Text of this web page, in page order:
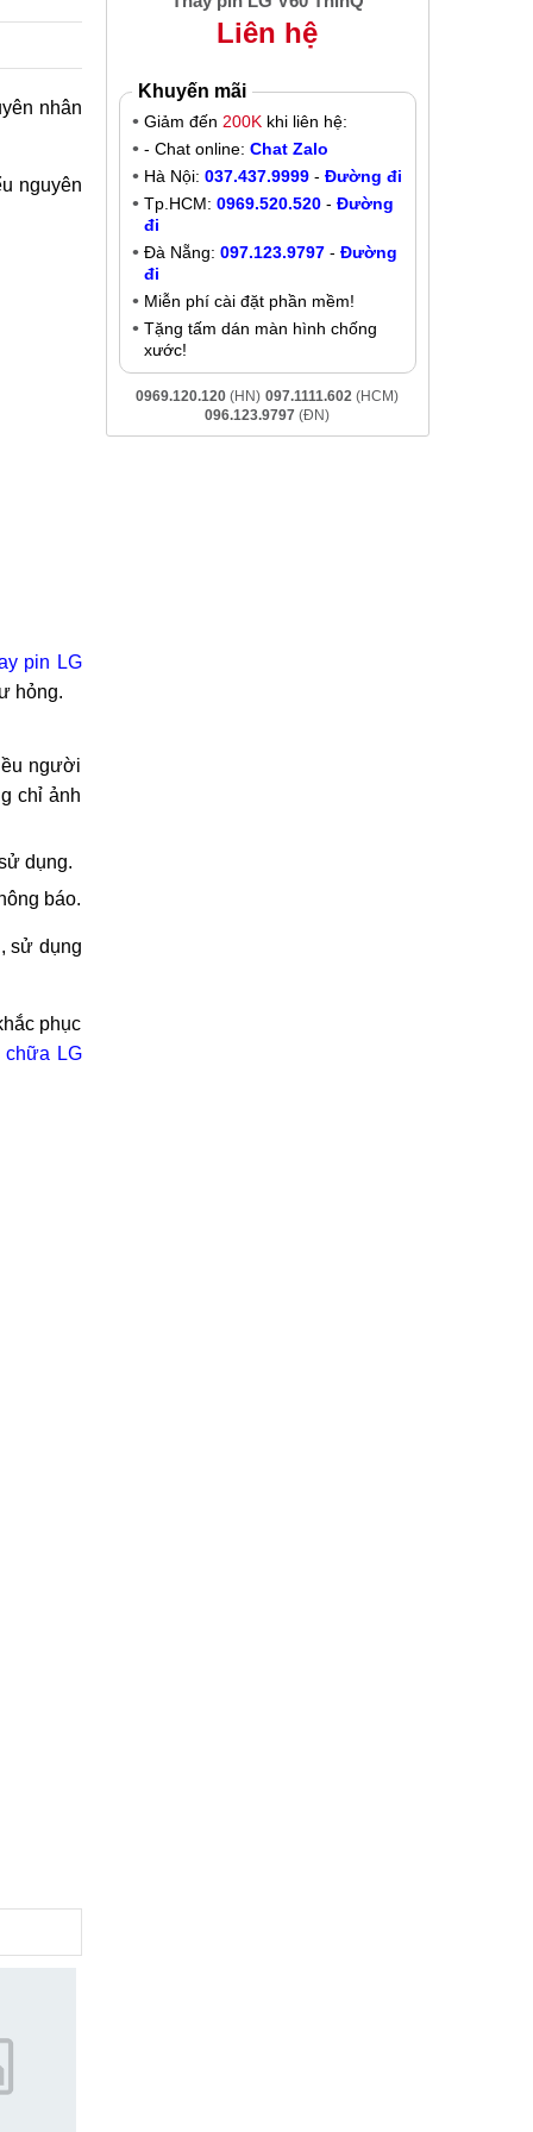
nhân
nguyên
pin LG
hỏng.
người
chỉ ảnh
dụng.
báo.
sử dụng
phục
chữa LG
Liên hệ
Khuyến mãi
Giảm đến 200Kkhi liên hệ:
- Chat online: Chat Zalo
Hà Nội: 037.437.9999- Đường đi
Tp.HCM: 0969.520.520- Đường
đi
Đà Nẵng: 097.123.9797- Đường
đi
Miễn phí cài đặt phần mềm!
Tặng tấm dán màn hình chống
xước!
0969.120.120 (HN) 097.1111.602 (HCM)
096.123.9797 (ĐN)